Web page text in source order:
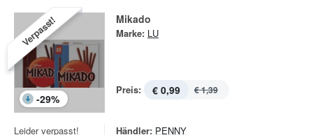
Verpasst!
-29%
Mikado
Marke: LU
Preis: € 0,99 € 1,39
Leider verpasst!
Händler: PENNY